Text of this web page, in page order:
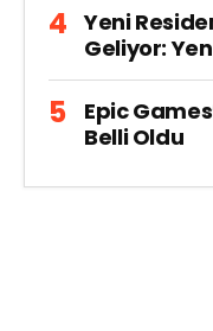
Yeni
Geliyor:
Epic
Belli Oldu